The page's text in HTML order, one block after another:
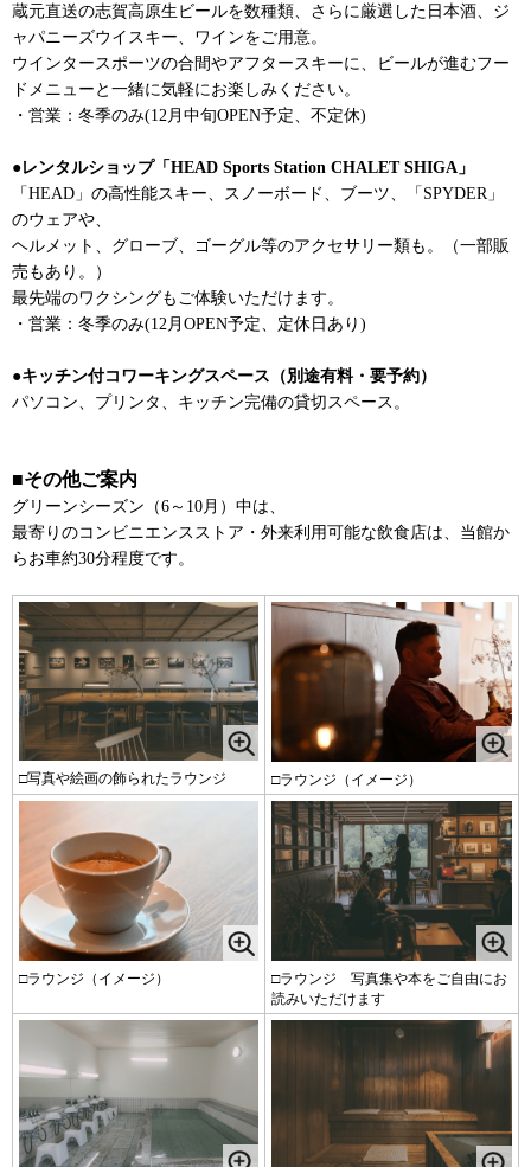
蔵元直送の志賀高原生ビールを数種類、さらに厳選した日本酒、ジ
ャパニーズウイスキー、ワインをご用意。
ウインタースポーツの合間やアフタースキーに、ビールが進むフー
ドメニューと一緒に気軽にお楽しみください。
・営業：冬季のみ(12月中旬OPEN予定、不定休)
●レンタルショップ「HEAD Sports Station CHALET SHIGA」
「HEAD」の高性能スキー、スノーボード、ブーツ、「SPYDER」
のウェアや、
ヘルメット、グローブ、ゴーグル等のアクセサリー類も。（一部販
売もあり。）
最先端のワクシングもご体験いただけます。
・営業：冬季のみ(12月OPEN予定、定休日あり)
●キッチン付コワーキングスペース（別途有料・要予約）
パソコン、プリンタ、キッチン完備の貸切スペース。
■その他ご案内
グリーンシーズン（6～10月）中は、
最寄りのコンビニエンスストア・外来利用可能な飲食店は、当館か
らお車約30分程度です。
□写真や絵画の飾られたラウンジ □ラウンジ（イメージ）
□ラウンジ（イメージ）
□ラウンジ 写真集や本をご自由にお
読みいただけます